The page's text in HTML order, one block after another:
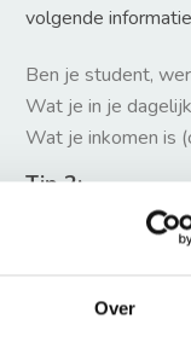
Over
volgende
Ben je student,
Wat je in je
Wat je inkomen is
Tip 2:
Wees beleefd,
verhaal kort